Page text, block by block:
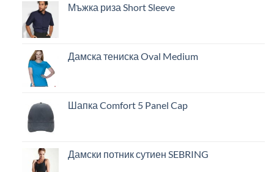
Мъжка риза Short Sleeve
Дамска тениска Oval Medium
Шапка Comfort 5 Panel Cap
Дамски потник сутиен SEBRING